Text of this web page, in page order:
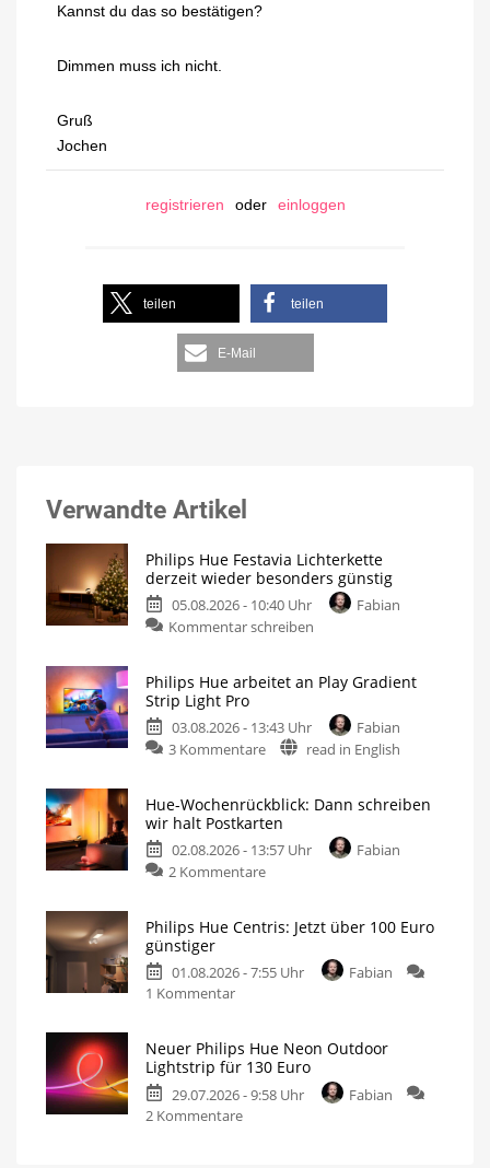
Kannst du das so bestätigen?
Dimmen muss ich nicht.
Gruß
Jochen
registrieren oder einloggen
teilen teilen
E-Mail
Verwandte Artikel
Philips Hue Festavia Lichterkette
derzeit wieder besonders günstig
05.08.2026 - 10:40 Uhr
Fabian
Kommentar schreiben
Philips Hue arbeitet an Play Gradient
Strip Light Pro
03.08.2026 - 13:43 Uhr
Fabian
3 Kommentare
read in English
Hue-Wochenrückblick: Dann schreiben
wir halt Postkarten
02.08.2026 - 13:57 Uhr
Fabian
2 Kommentare
Philips Hue Centris: Jetzt über 100 Euro
günstiger
01.08.2026 - 7:55 Uhr
Fabian
1 Kommentar
Neuer Philips Hue Neon Outdoor
Lightstrip für 130 Euro
29.07.2026 - 9:58 Uhr
Fabian
2 Kommentare